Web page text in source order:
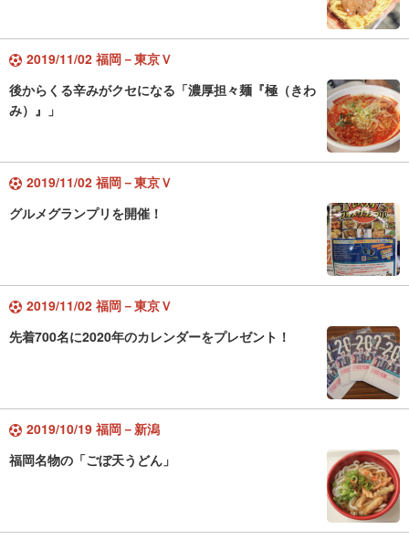
2019/11/02 福岡－東京Ｖ
後からくる辛みがクセになる「濃厚担々麺『極（きわ
み）』」
2019/11/02 福岡－東京Ｖ
グルメグランプリを開催！
2019/11/02 福岡－東京Ｖ
先着700名に2020年のカレンダーをプレゼント！
2019/10/19 福岡－新潟
福岡名物の「ごぼ天うどん」